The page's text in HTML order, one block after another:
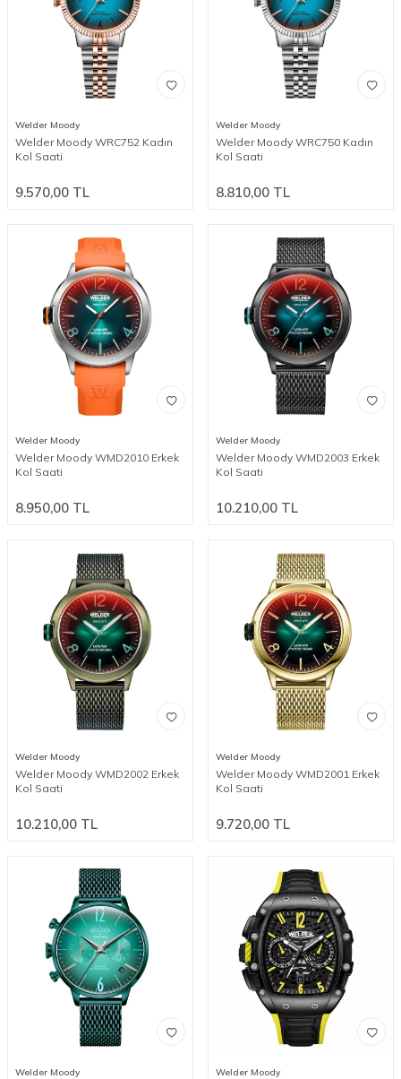
Welder Moody
Welder Moody WRC752 Kadın
Kol Saati
9.570,00 TL
Welder Moody
Welder Moody WRC750 Kadın
Kol Saati
8.810,00 TL
Welder Moody
Welder Moody WMD2010 Erkek
Kol Saati
8.950,00 TL
Welder Moody
Welder Moody WMD2003 Erkek
Kol Saati
10.210,00 TL
Welder Moody
Welder Moody WMD2002 Erkek
Kol Saati
10.210,00 TL
Welder Moody
Welder Moody WMD2001 Erkek
Kol Saati
9.720,00 TL
Welder Moody Welder Moody